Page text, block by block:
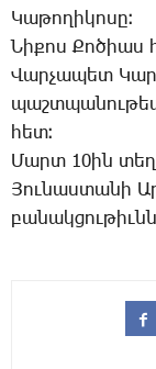
Կաթողիկոսը։
Նիքոս Քոծիաս
Վարչապետ
հետ։
Մարտ 10ին
Յունաստանի